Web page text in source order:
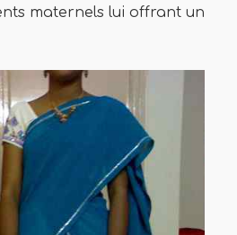
maternels lui offrant un